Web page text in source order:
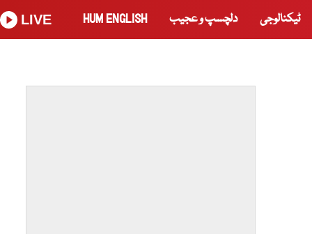
ٹیکنالوجی دلچسپ و عجیب HUM ENGLISH
LIVE